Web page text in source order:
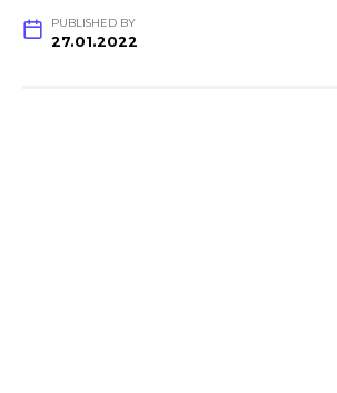
PUBLISHED BY
27.01.2022